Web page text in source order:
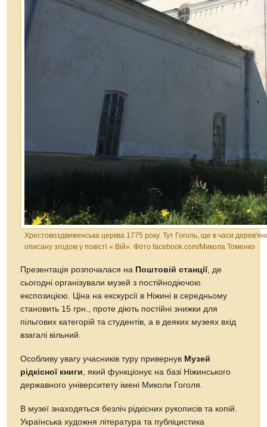
Хрестовоздвиженська церква 1775 року. Тут Гоголь, ще в часи
описану згодом у повісті « Вій». Фото facebook.com/Микола Томенко
Презентація розпочалася на Поштовій станції, де
сьогодні організували музей з постійнодіючою
експозицією. Ціна на екскурсії в Ніжині в середньому
становить 15 грн., проте діють постійні знижки для
пільгових категорій та студентів, а в деяких музеях вхід
взагалі вільний.
Особливу увагу учасників туру привернув Музей
рідкісної книги , який функціонує на базі Ніжинського
державного університету імені Миколи Гоголя.
В музеї знаходяться безліч рідкісних рукописів та копій.
Українська художня література та публіцистика